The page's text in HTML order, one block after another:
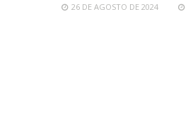
26 DE AGOSTO DE 2024